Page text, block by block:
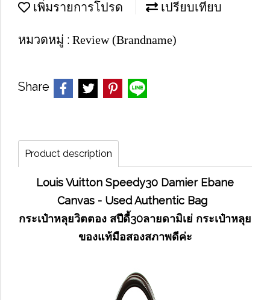
เพิ่มรายการโปรด เปรียบเทียบ
หมวดหมู่ : Review (Brandname)
Share
Product description
Louis Vuitton Speedy30 Damier Ebane
Canvas - Used Authentic Bag
กระเป๋าหลุยวิตตอง สปีดี้30ลายดามิเย่ กระเป๋าหลุย
ของแท้มือสองสภาพดีค่ะ